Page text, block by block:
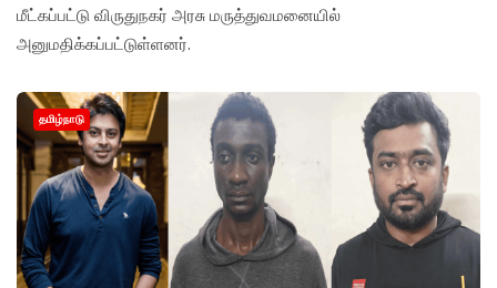
மீட்கப்பட்டு விருதுநகர் அரசு மருத்துவமனையில்
அனுமதிக்கப்பட்டுள்ளனர்.
தமிழ்நாடு